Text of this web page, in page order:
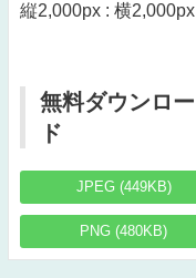
縦2,000px : 横2,000px
無料ダウンロー
ド
JPEG (449KB)
PNG (480KB)